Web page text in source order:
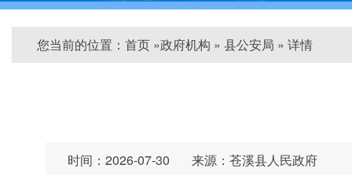
您当前的位置： 首页 »政府机构 » 县公安局 » 详情
时间：2026-07-30 来源：苍溪县人民政府